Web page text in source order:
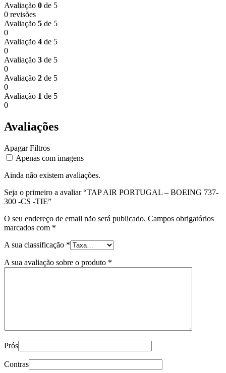
Avaliação 0 de 5
0 revisões
Avaliação 5 de 5
0
Avaliação 4 de 5
0
Avaliação 3 de 5
0
Avaliação 2 de 5
0
Avaliação 1 de 5
0
Avaliações
Apagar Filtros
Apenas com imagens
Ainda não existem avaliações.
Seja o primeiro a avaliar “TAP AIR PORTUGAL – BOEING 737-
300 -CS -TIE”
O seu endereço de email não será publicado. Campos obrigatórios
marcados com *
A sua classificação *
A sua avaliação sobre o produto *
Prós
Contras